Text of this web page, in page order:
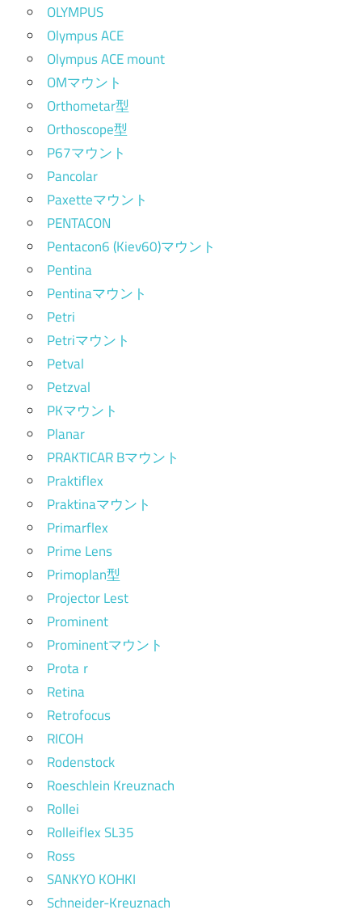
OLYMPUS
Olympus ACE
Olympus ACE mount
OMマウント
Orthometar型
Orthoscope型
P67マウント
Pancolar
Paxetteマウント
PENTACON
Pentacon6 (Kiev60)マウント
Pentina
Pentinaマウント
Petri
Petriマウント
Petval
Petzval
PKマウント
Planar
PRAKTICAR Bマウント
Praktiflex
Praktinaマウント
Primarflex
Prime Lens
Primoplan型
Projector Lest
Prominent
Prominentマウント
Protaｒ
Retina
Retrofocus
RICOH
Rodenstock
Roeschlein Kreuznach
Rollei
Rolleiflex SL35
Ross
SANKYO KOHKI
Schneider-Kreuznach